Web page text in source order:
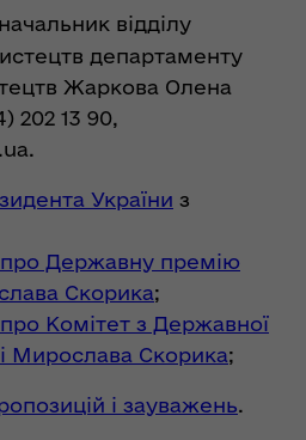
відділу
департаменту
Жаркова Олена
202 13 90,
.
України з
Державну премію
Скорика;
Комітет з Державної
Мирослава Скорика;
і зауважень.